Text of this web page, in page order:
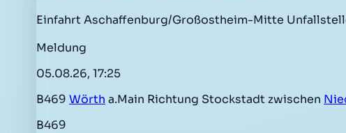
Einfahrt Aschaffenburg/Großostheim-Mitte
Meldung
05.08.26, 17:25
B469 Wörth a.Main Richtung Stockstadt zwischen
B469